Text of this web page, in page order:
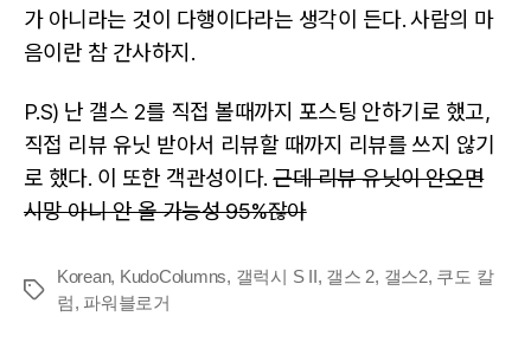
가 아니라는 것이 다행이다라는 생각이 든다. 사람의 마
음이란 참 간사하지.
P.S) 난 갤스 2를 직접 볼때까지 포스팅 안하기로 했고,
직접 리뷰 유닛 받아서 리뷰할 때까지 리뷰를 쓰지 않기
로 했다. 이 또한 객관성이다.근데 리뷰 유닛이 안오면
시망 아니 안 올 가능성 95%잖아
Tags
Korean, KudoColumns, 갤럭시 S II, 갤스 2, 갤스2, 쿠도 칼
럼, 파워블로거